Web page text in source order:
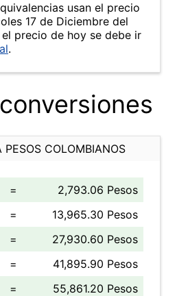
usan el precio
17 de Diciembre del
precio de hoy se debe ir
.
PESOS COLOMBIANOS
=
2,793.06 Pesos
=
13,965.30 Pesos
=
27,930.60 Pesos
=
41,895.90 Pesos
=
55,861.20 Pesos